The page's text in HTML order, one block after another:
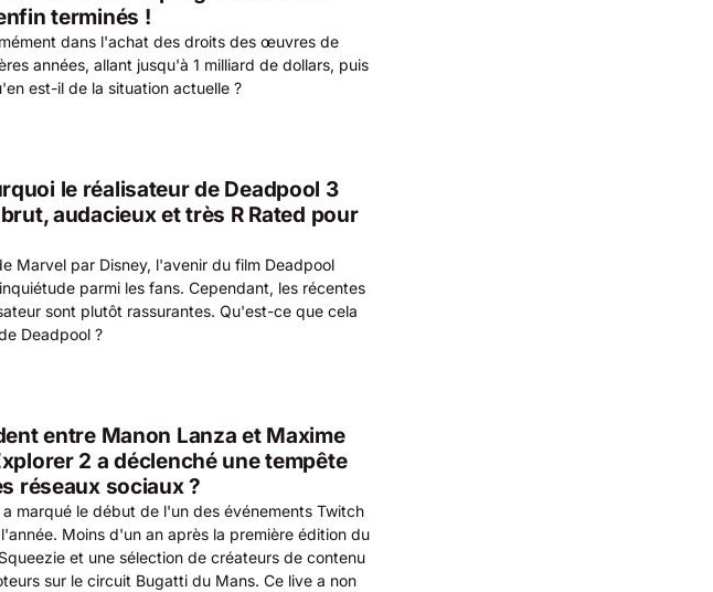
terminés !
dans l'achat des droits des œuvres de
années, allant jusqu'à 1 milliard de dollars, puis
est-il de la situation actuelle ?
le réalisateur de Deadpool 3
audacieux et très R Rated pour
Marvel par Disney, l'avenir du film Deadpool
parmi les fans. Cependant, les récentes
sont plutôt rassurantes. Qu'est-ce que cela
Deadpool ?
entre Manon Lanza et Maxime
2 a déclenché une tempête
réseaux sociaux ?
marqué le début de l'un des événements Twitch
Moins d'un an après la première édition du
et une sélection de créateurs de contenu
sur le circuit Bugatti du Mans. Ce live a non